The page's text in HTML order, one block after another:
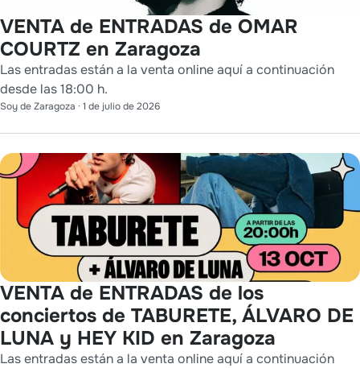
VENTA de ENTRADAS de OMAR
COURTZ en Zaragoza
Las entradas están a la venta online aquí a continuación
desde las 18:00 h.
Soy de Zaragoza · 1 de julio de 2026
VENTA de ENTRADAS de los
conciertos de TABURETE, ÁLVARO DE
LUNA y HEY KID en Zaragoza
Las entradas están a la venta online aquí a continuación